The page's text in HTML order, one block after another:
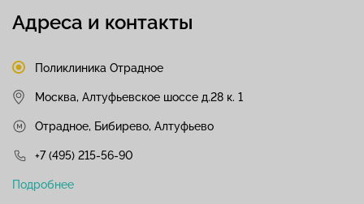
Адреса и контакты
Поликлиника Отрадное
Москва, Алтуфьевское шоссе д.28 к. 1
Отрадное, Бибирево, Алтуфьево
+7 (495) 215-56-90
Подробнее